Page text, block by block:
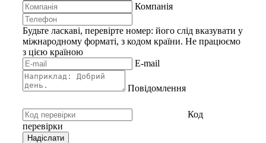
Компанія
Будьте ласкаві, перевірте номер: його слід вказувати у
міжнародному форматі, з кодом країни. Не працюємо
з цією країною
E-mail
Повідомлення
Код
перевірки